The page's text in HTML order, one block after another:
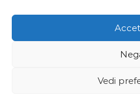
Vedi